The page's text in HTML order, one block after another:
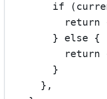
if
return
        }
else {
return
        }
      },